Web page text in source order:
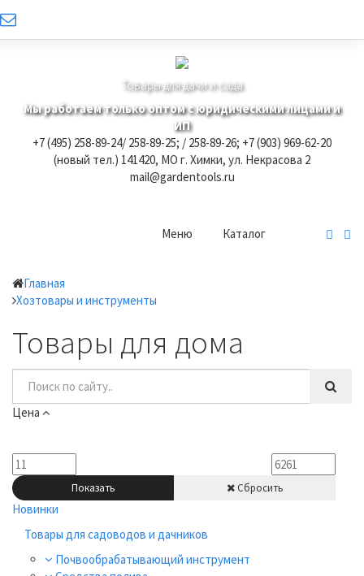
Товары для дачи и сада
Мы работаем только оптом с юридическими лицами и
ИП
+7 (495) 258-89-24/ 258-89-25; / 258-89-26; +7 (903) 969-62-20
(новый тел.) 141420, МО г. Химки, ул. Некрасова 2
mail@gardentools.ru
Каталог
Меню
Главная
Хозтовары и инструменты
Товары для дома
Цена
Показать Сбросить
Новинки
Товары для садоводов и дачников
Почвообрабатывающий инструмент